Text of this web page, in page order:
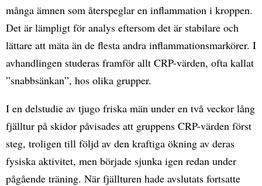
många ämnen som återspeglar en inflammation i kroppen.
Det är lämpligt för analys eftersom det är stabilare och
lättare att mäta än de flesta andra inflammationsmarkörer. I
avhandlingen studeras framför allt CRP-värden, ofta kallat
”snabbsänkan”, hos olika grupper.
I en delstudie av tjugo friska män under en två veckor lång
fjälltur på skidor påvisades att gruppens CRP-värden först
steg, troligen till följd av den kraftiga ökning av deras
fysiska aktivitet, men började sjunka igen redan under
pågående träning. När fjällturen hade avslutats fortsatte